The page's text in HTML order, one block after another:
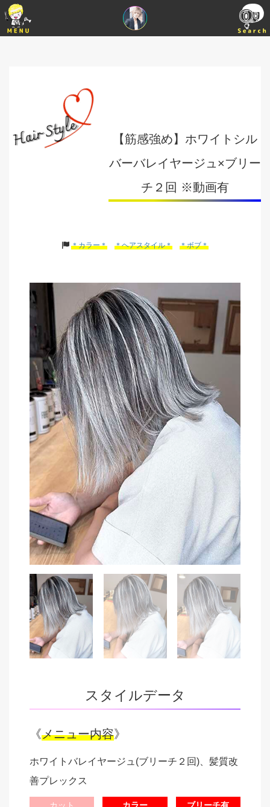
【筋感強め】ホワイトシル
バーバレイヤージュ×ブリー
チ２回 ※動画有
＊カラー＊ ＊ヘアスタイル＊ ＊ボブ＊
スタイルデータ
《メニュー内容》
ホワイトバレイヤージュ(ブリーチ２回)、髪質改
善プレックス